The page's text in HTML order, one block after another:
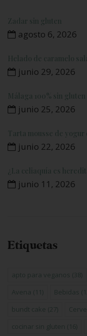
Zadar sin gluten
agosto 6, 2026
Helado de caramelo
junio 29, 2026
Málaga 100% sin gluten
junio 25, 2026
Tarta mousse de yogur
junio 22, 2026
¿La celiaquía es
junio 11, 2026
Etiquetas
apto para veganos (38)
Avena (11) Bebidas
bundt cake (27)
cocinar sin gluten (16)